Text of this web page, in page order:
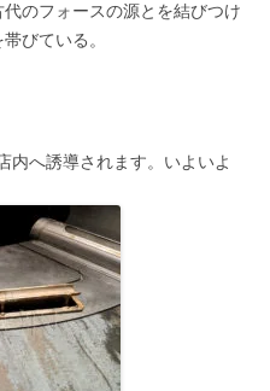
のフォースの源とを結びつけ
びている。
内へ誘導されます。いよいよ